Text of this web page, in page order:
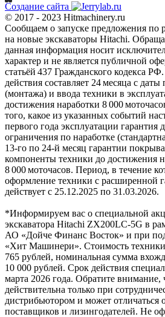
Создание сайта
© 2017 - 2023 Hitmachinery.ru
Сообщаем о запуске предложения по
на новые экскаваторы Hitachi.
данная информация носит
характер и не является публичной
статьёй 437 Гражданского кодекса
действия составляет 24 месяца с
(монтажа) и ввода техники в
достижения наработки 8 000
того, какое из указанных событий
первого года эксплуатации гарантия
ограничения по наработке
13‑го по 24‑й месяц гарантии
компоненты техники до достижения
8 000 моточасов. Период, в течение
оформление техники с расширенной
действует с 25.12.2025 по 31.03.2026.
*Информируем вас о специальной
экскаватора Hitachi ZX200LC-5G в
АО «Дойче Финанс Восток» и при
«Хит Машинери». Стоимость
765 рублей, номинальная сумма
10 000 рублей. Срок действия
марта 2026 года. Обратите внимание,
действительна только при
дистрибьютором и может отличаться
поставщиков и лизингодателей. Не